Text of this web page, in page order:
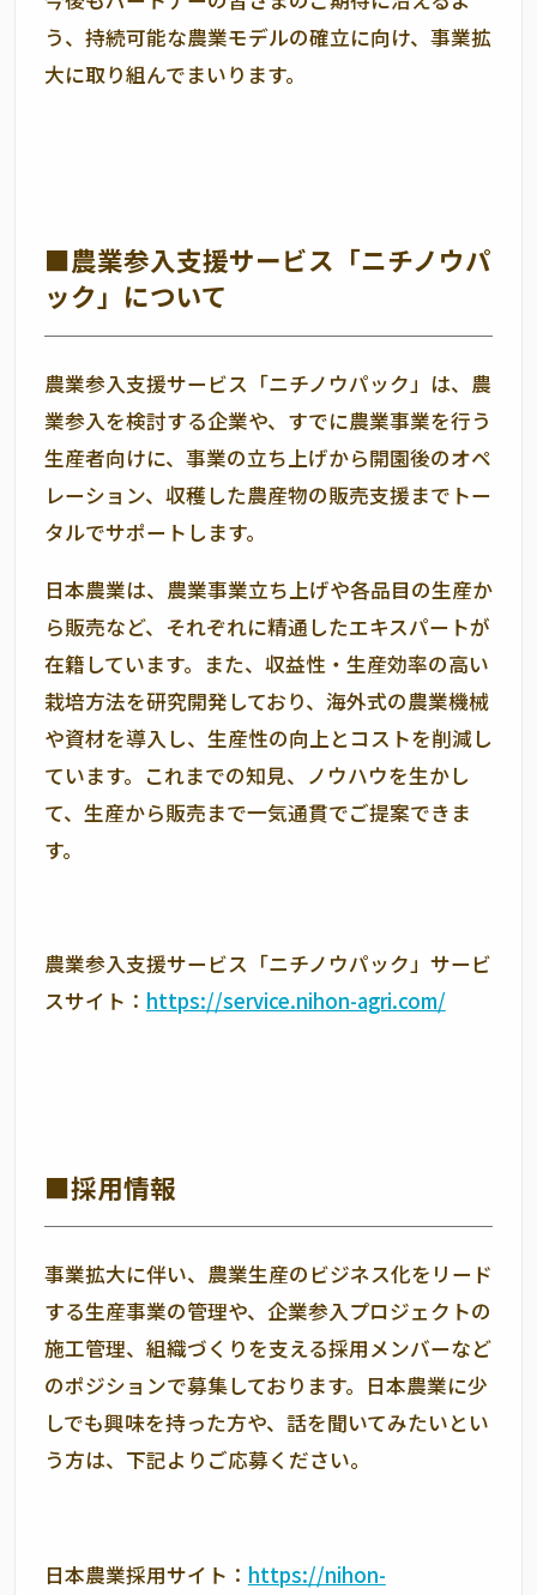
う、持続可能な農業モデルの確立に向け、事業拡
大に取り組んでまいります。
■農業参入支援サービス「ニチノウパ
ック」について
農業参入支援サービス「ニチノウパック」は、農
業参入を検討する企業や、すでに農業事業を行う
生産者向けに、事業の立ち上げから開園後のオペ
レーション、収穫した農産物の販売支援までトー
タルでサポートします。
日本農業は、農業事業立ち上げや各品目の生産か
ら販売など、それぞれに精通したエキスパートが
在籍しています。また、収益性・生産効率の高い
栽培方法を研究開発しており、海外式の農業機械
や資材を導入し、生産性の向上とコストを削減し
ています。これまでの知見、ノウハウを生かし
て、生産から販売まで一気通貫でご提案できま
す。
農業参入支援サービス「ニチノウパック」サービ
スサイト： https://service.nihon-agri.com/
■採用情報
事業拡大に伴い、農業生産のビジネス化をリード
する生産事業の管理や、企業参入プロジェクトの
施工管理、組織づくりを支える採用メンバーなど
のポジションで募集しております。日本農業に少
しでも興味を持った方や、話を聞いてみたいとい
う方は、下記よりご応募ください。
日本農業採用サイト： https://nihon-